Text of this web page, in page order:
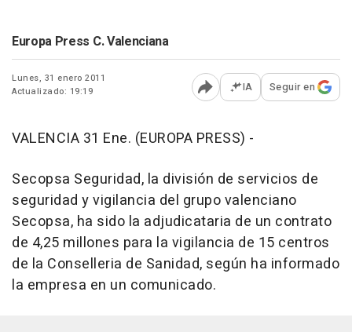
Europa Press C. Valenciana
Lunes, 31 enero 2011
Actualizado: 19:19
Abrir opciones para
IA Seguir en
VALENCIA 31 Ene. (EUROPA PRESS) -
Secopsa Seguridad, la división de servicios de
seguridad y vigilancia del grupo valenciano
Secopsa, ha sido la adjudicataria de un contrato
de 4,25 millones para la vigilancia de 15 centros
de la Conselleria de Sanidad, según ha informado
la empresa en un comunicado.